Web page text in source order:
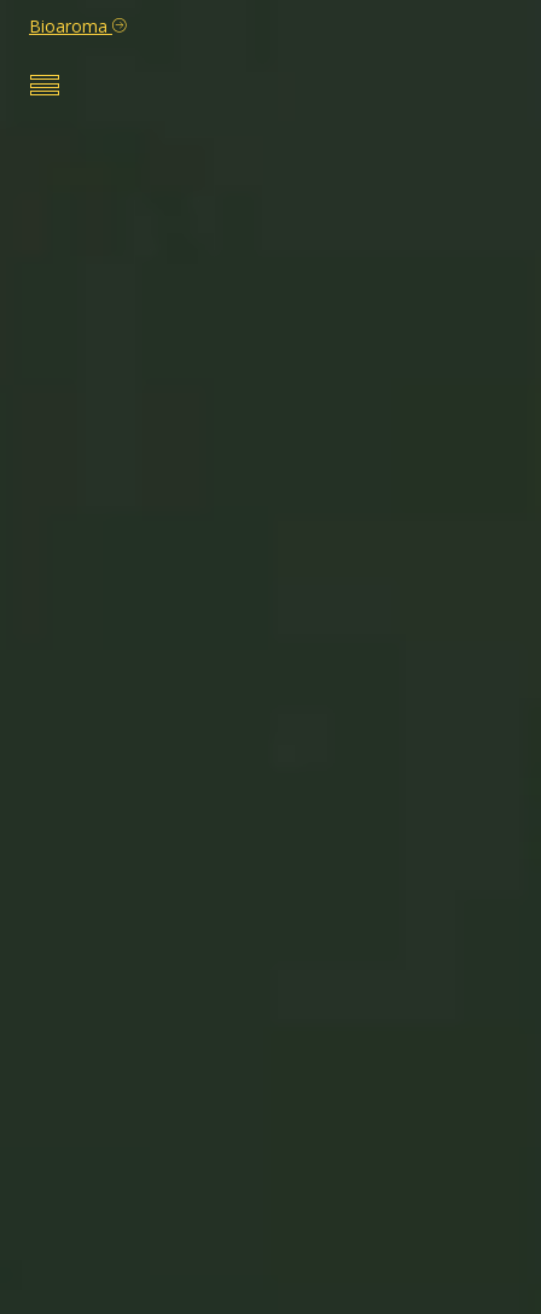
Bioaroma